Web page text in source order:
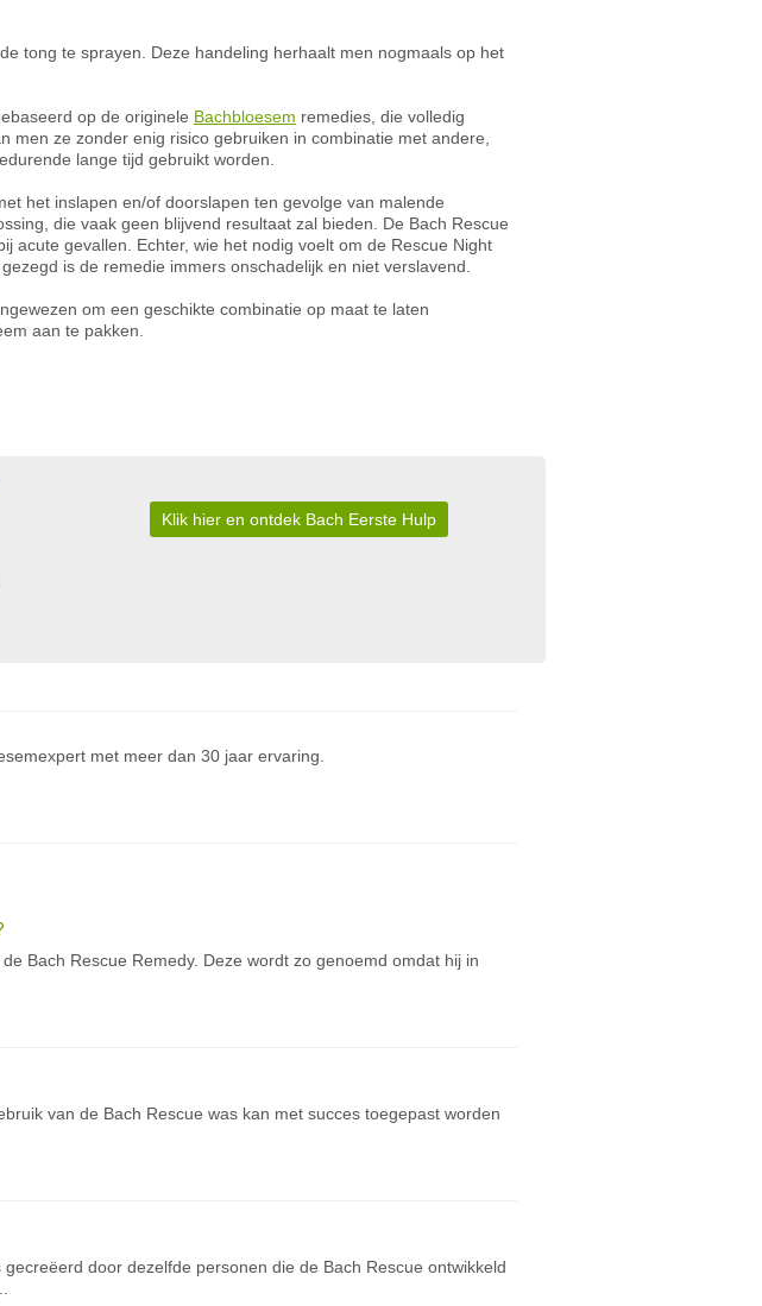
tong te sprayen. Deze handeling herhaalt men nogmaals op het
op de originele Bachbloesem remedies, die volledig
ze zonder enig risico gebruiken in combinatie met andere,
lange tijd gebruikt worden.
het inslapen en/of doorslapen ten gevolge van malende
die vaak geen blijvend resultaat zal bieden. De Bach Rescue
acute gevallen. Echter, wie het nodig voelt om de Rescue Night
is de remedie immers onschadelijk en niet verslavend.
om een geschikte combinatie op maat te laten
aan te pakken.
Klik hier en ontdek Bach Eerste Hulp
met meer dan 30 jaar ervaring.
Bach Rescue Remedy. Deze wordt zo genoemd omdat hij in
van de Bach Rescue was kan met succes toegepast worden
door dezelfde personen die de Bach Rescue ontwikkeld